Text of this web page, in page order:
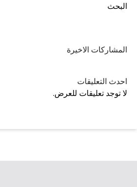
البحث
المشاركات الاخيرة
احدث التعليقات
لا توجد تعليقات للعرض.